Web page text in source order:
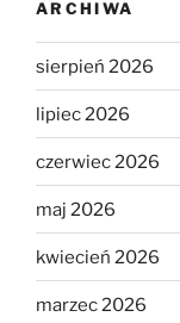
ARCHIWA
sierpień 2026
lipiec 2026
czerwiec 2026
maj 2026
kwiecień 2026
marzec 2026